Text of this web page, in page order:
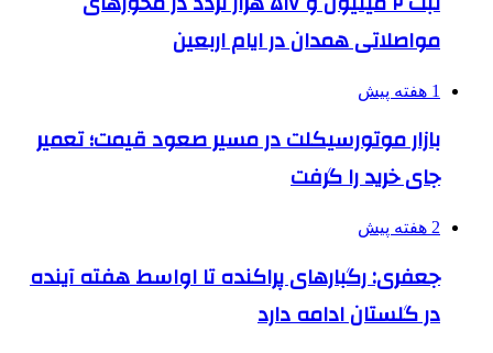
مواصلاتی همدان در ایام اربعین
1 هفته پیش
بازار موتورسیکلت در مسیر صعود قیمت؛ تعمیر
جای خرید را گرفت
2 هفته پیش
جعفری: رگبارهای پراکنده تا اواسط هفته آینده
در گلستان ادامه دارد